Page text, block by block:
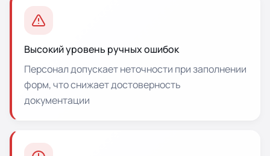
Высокий уровень ручных ошибок
Персонал допускает неточности при заполнении
форм, что снижает достоверность
документации